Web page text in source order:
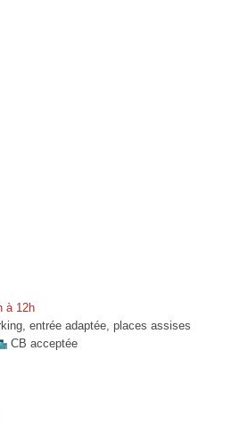
à 12h
entrée adaptée, places assises
CB acceptée